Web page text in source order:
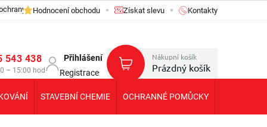
osobních údajů GDPR
Hodnocení obchodu Získat slevu Kontakty
543 438
– 15:00 hod
Přihlášení
Registrace
Nákupní košík
Prázdný košík
STAVEBNÍ CHEMIE OCHRANNÉ POMŮCKY